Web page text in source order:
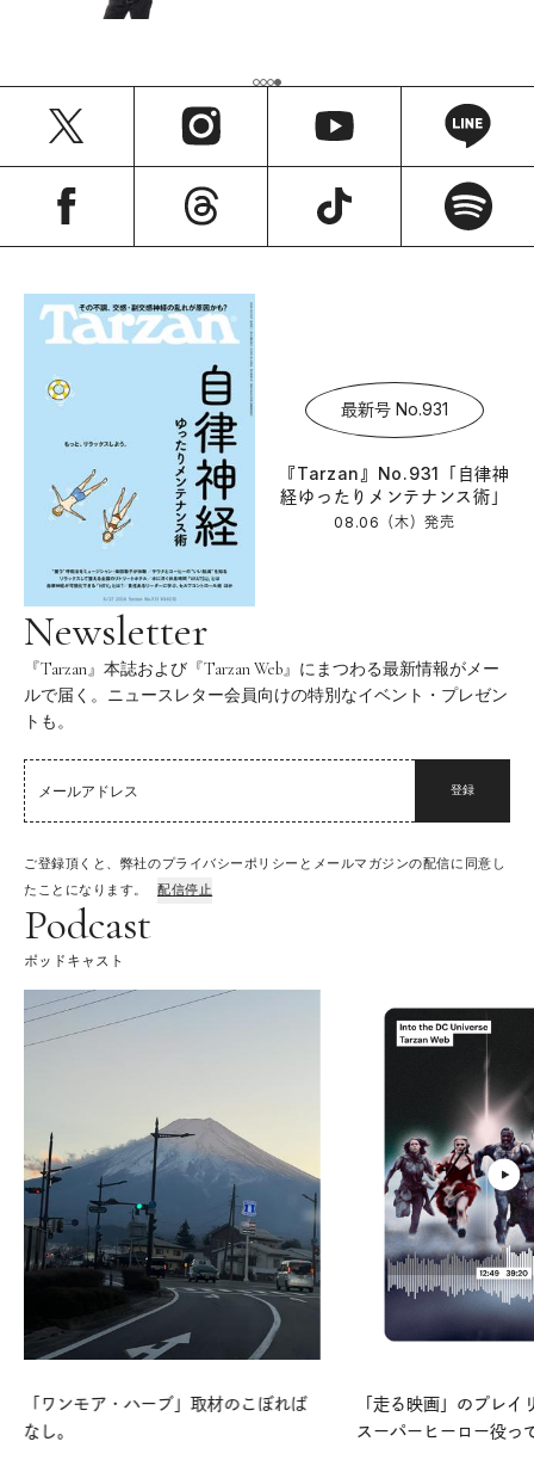
最新号 No.931
『Tarzan』No.931「自律神
経ゆったりメンテナンス術」
08.06（木）発売
Newsletter
『Tarzan』本誌および『Tarzan Web』にまつわる最新情報がメー
ルで届く。ニュースレター会員向けの特別なイベント・プレゼン
トも。
登録
ご登録頂くと、弊社のプライバシーポリシーとメールマガジンの配信に同意し
たことになります。
配信停止
Podcast
ポッドキャスト
「ワンモア・ハーブ」取材のこぼれば
なし。
「走る映画」のプレイ
スーパーヒーロー役っ